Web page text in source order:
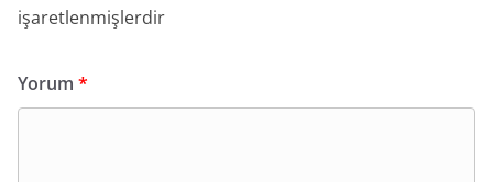
işaretlenmişlerdir
Yorum *